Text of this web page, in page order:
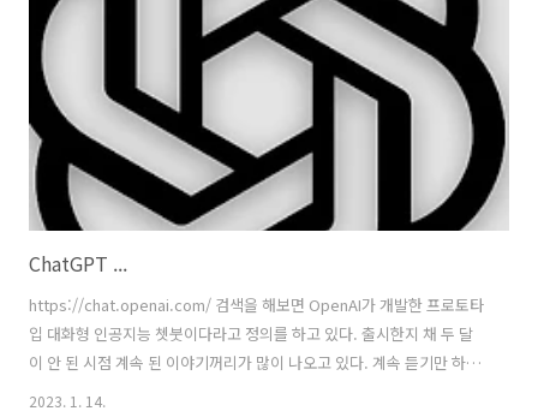
ChatGPT ...
https://chat.openai.com/ 검색을 해보면 OpenAI가 개발한 프로토타
입 대화형 인공지능 쳇붓이다라고 정의를 하고 있다. 출시한지 채 두 달
이 안 된 시점 계속 된 이야기꺼리가 많이 나오고 있다. 계속 듣기만 하다
가 한 번 가입해봤다. 얼마나 똑똑한가 요즘 개발하고 있는 blazor 관련
2023. 1. 14.